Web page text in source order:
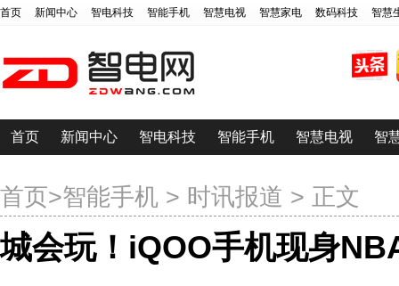
首页 新闻中心 智电科技 智能手机 智慧电视 智慧家电 数码科技 智慧
首页 新闻中心 智电科技 智能手机 智慧电视 智
首页>智能手机 > 时讯报道 > 正文
城会玩！iQOO手机现身